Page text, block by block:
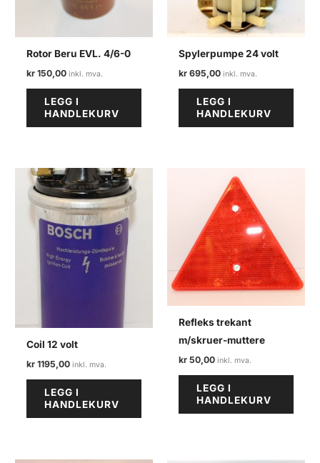
Rotor Beru EVL. 4/6-0
kr 150,00
LEGG I
HANDLEKURV
Spylerpumpe 24 volt
kr 695,00
LEGG I
HANDLEKURV
Coil 12 volt
kr 1195,00
LEGG I
HANDLEKURV
Refleks trekant
m/skruer-muttere
kr 50,00
LEGG I
HANDLEKURV